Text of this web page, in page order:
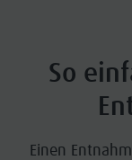
So
Einen